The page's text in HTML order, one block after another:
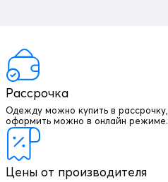
Рассрочка
Одежду можно купить в рассрочку,
оформить можно в онлайн режиме.
Цены от производителя